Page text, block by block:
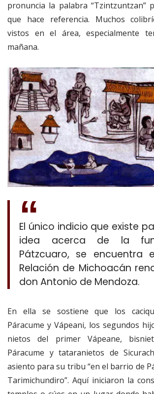
pronuncia la palabra “Tzintzuntzan”
que hace referencia. Muchos
vistos en el área, especialmente
mañana.
El único indicio que existe
idea acerca de la
Pátzcuaro, se encuentra
Relación de Michoacán
don Antonio de Mendoza.
En ella se sostiene que los
Páracume y Vápeani, los segundos
nietos del primer Vápeane,
Páracume y tataranietos de
asiento para su tribu “en el barrio de
Tarimichundiro”. Aquí iniciaron la